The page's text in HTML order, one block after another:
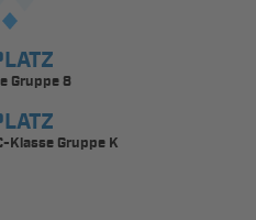
Gruppe 8
Klasse Gruppe K